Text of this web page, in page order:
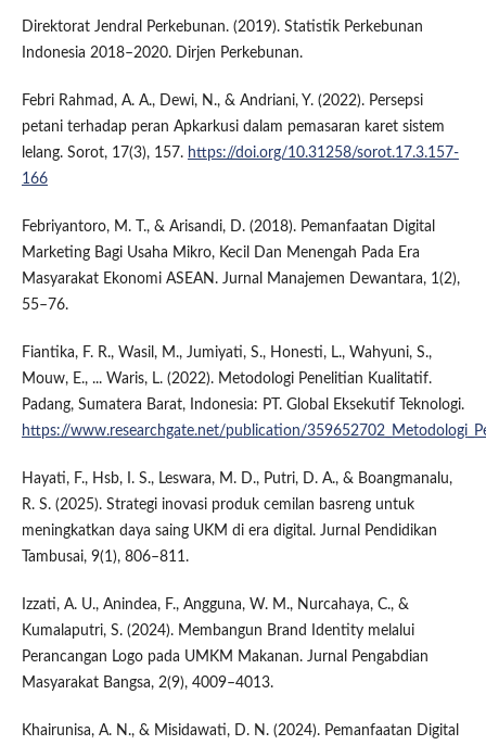
Direktorat Jendral Perkebunan. (2019). Statistik Perkebunan
Indonesia 2018–2020. Dirjen Perkebunan.
Febri Rahmad, A. A., Dewi, N., & Andriani, Y. (2022). Persepsi
petani terhadap peran Apkarkusi dalam pemasaran karet sistem
lelang. Sorot, 17(3), 157. https://doi.org/10.31258/sorot.17.3.157-
166
Febriyantoro, M. T., & Arisandi, D. (2018). Pemanfaatan Digital
Marketing Bagi Usaha Mikro, Kecil Dan Menengah Pada Era
Masyarakat Ekonomi ASEAN. Jurnal Manajemen Dewantara, 1(2),
55–76.
Fiantika, F. R., Wasil, M., Jumiyati, S., Honesti, L., Wahyuni, S.,
Mouw, E., ... Waris, L. (2022). Metodologi Penelitian Kualitatif.
Padang, Sumatera Barat, Indonesia: PT. Global Eksekutif Teknologi.
https://www.researchgate.net/publication/
Hayati, F., Hsb, I. S., Leswara, M. D., Putri, D. A., & Boangmanalu,
R. S. (2025). Strategi inovasi produk cemilan basreng untuk
meningkatkan daya saing UKM di era digital. Jurnal Pendidikan
Tambusai, 9(1), 806–811.
Izzati, A. U., Anindea, F., Angguna, W. M., Nurcahaya, C., &
Kumalaputri, S. (2024). Membangun Brand Identity melalui
Perancangan Logo pada UMKM Makanan. Jurnal Pengabdian
Masyarakat Bangsa, 2(9), 4009–4013.
Khairunisa, A. N., & Misidawati, D. N. (2024). Pemanfaatan Digital